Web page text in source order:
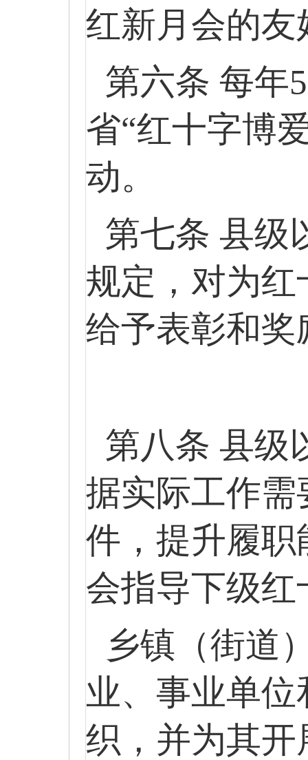
红新月会的
第六条 每年
省“红十字博
动。
第七条 县级
规定，对为
给予表彰和奖
第八条 县级
据实际工作
件，提升履
会指导下级
乡镇（街道
业、事业单
织，并为其